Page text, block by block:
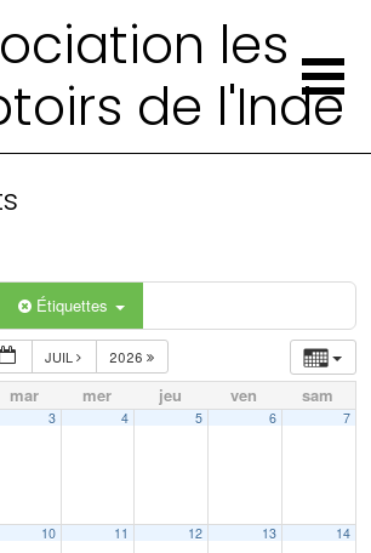
les
de l'Inde
Étiquettes
JUIL 2026
mar mer jeu ven sam
3 4 5 6 7
10 11 12 13 14